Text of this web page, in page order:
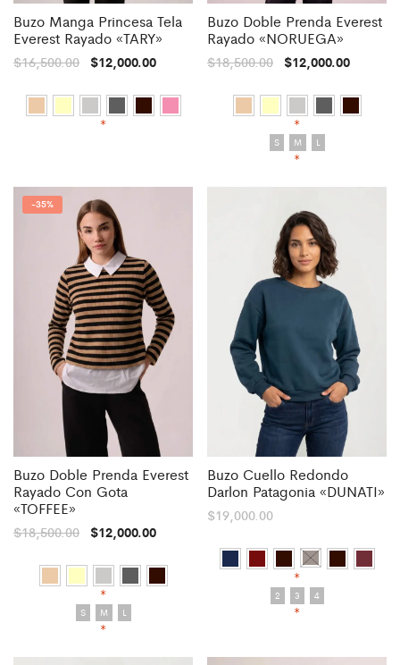
Buzo Manga Princesa Tela
Everest Rayado «TARY»
$16,500.00 $12,000.00
*
Buzo Doble Prenda Everest
Rayado «NORUEGA»
$18,500.00 $12,000.00
*
S
M
L
*
-35%
Buzo Doble Prenda Everest
Rayado Con Gota
«TOFFEE»
$18,500.00 $12,000.00
*
S
M
L
*
Buzo Cuello Redondo
Darlon Patagonia «DUNATI»
$19,000.00
*
2
3
4
*